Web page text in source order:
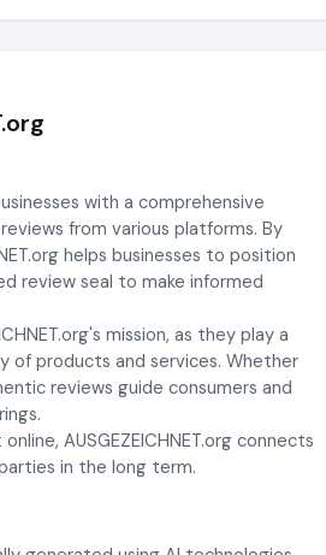
with a comprehensive
from various platforms. By
helps businesses to position
review seal to make informed
mission, as they play a
of products and services. Whether
reviews guide consumers and
AUSGEZEICHNET.org connects
in the long term.